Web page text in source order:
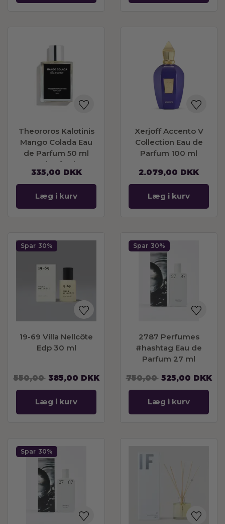
Theororos Kalotinis
Mango Colada Eau
de Parfum 50 ml
Sendes fredag
335,00 DKK
Læg i kurv
Xerjoff Accento V
Collection Eau de
Parfum 100 ml
2.079,00 DKK
Læg i kurv
Spar 30%
19-69 Villa Nellcôte
Edp 30 ml
550,00 385,00 DKK
Læg i kurv
Spar 30%
2787 Perfumes
#hashtag Eau de
Parfum 27 ml
750,00 525,00 DKK
Læg i kurv
Spar 30%